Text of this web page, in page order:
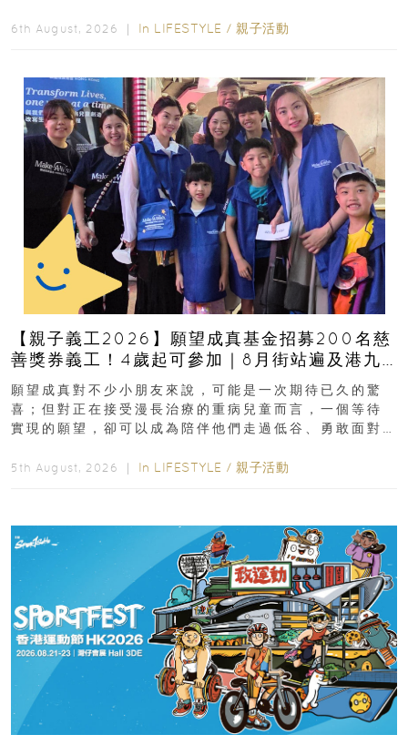
6th August, 2026 ｜ In LIFESTYLE / 親子活動
【親子義工2026】願望成真基金招募200名慈
善獎券義工！4歲起可參加｜8月街站遍及港九
新界
願望成真對不少小朋友來說，可能是一次期待已久的驚
喜；但對正在接受漫長治療的重病兒童而言，一個等待
實現的願望，卻可以成為陪伴他們走過低谷、勇敢面對
5th August, 2026 ｜ In LIFESTYLE / 親子活動